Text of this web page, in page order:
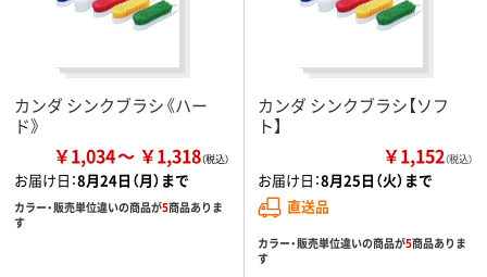
カンダ シンクブラシ《ハー
ド》
￥1,034 ￥1,318
お届け日：8月24日（月）まで
カラー・販売単位違いの商品が5商品ありま
す
カンダ シンクブラシ【ソフ
ト】
￥1,152（税込）
お届け日：8月25日（火）まで
直送品
カラー・販売単位違いの商品が5商品ありま
す